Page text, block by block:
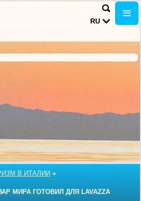
RU
В ИТАЛИИ »
МИРА ГОТОВИЛ ДЛЯ LAVAZZA